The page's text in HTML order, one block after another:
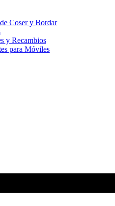
Coser y Bordar
y Recambios
para Móviles